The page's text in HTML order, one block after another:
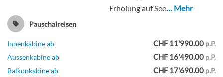
Erholung auf See… Mehr
Pauschalreisen
Innenkabine ab CHF 11'990.00 p.P.
Aussenkabine ab
CHF 16'490.00 p.P.
Balkonkabine ab
CHF 17'690.00 p.P.